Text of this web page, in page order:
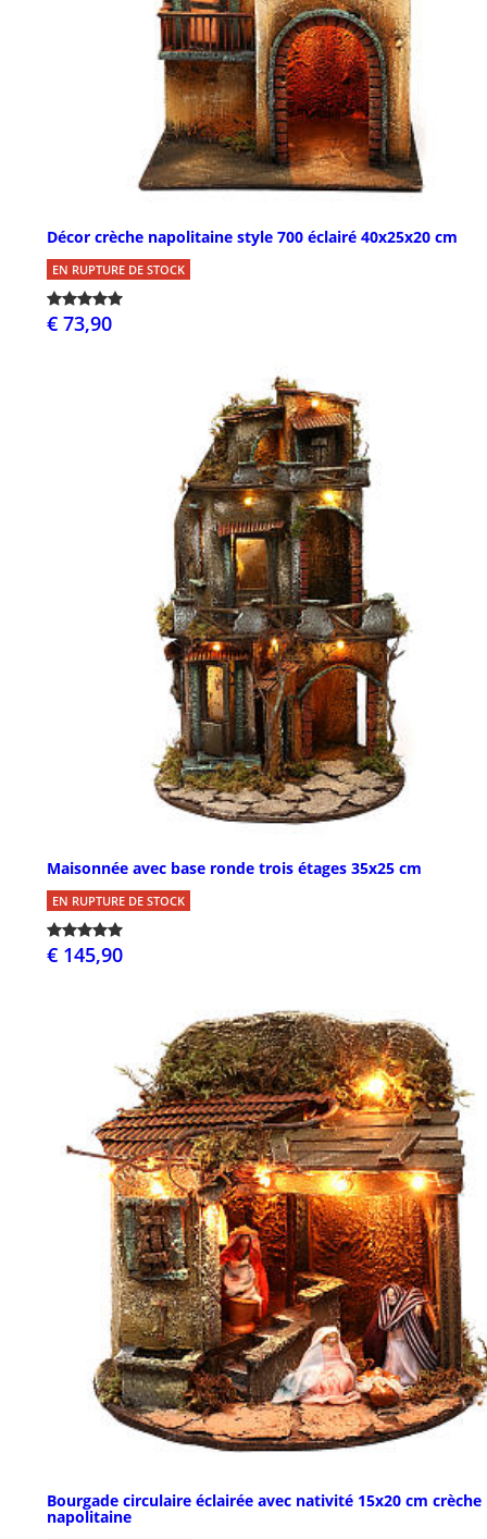
Décor crèche napolitaine style 700 éclairé 40x25x20 cm
EN RUPTURE DE STOCK
€ 73,90
Maisonnée avec base ronde trois étages 35x25 cm
EN RUPTURE DE STOCK
€ 145,90
Bourgade circulaire éclairée avec nativité 15x20 cm crèche
napolitaine